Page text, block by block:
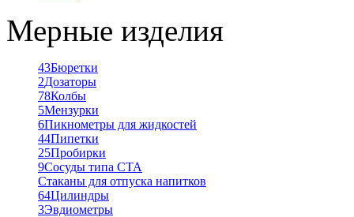
Мерные изделия
43Бюретки
2Дозаторы
78Колбы
5Мензурки
6Пикнометры для жидкостей
44Пипетки
25Пробирки
9Сосуды типа СТА
Стаканы для отпуска напитков
64Цилиндры
3Эвдиометры